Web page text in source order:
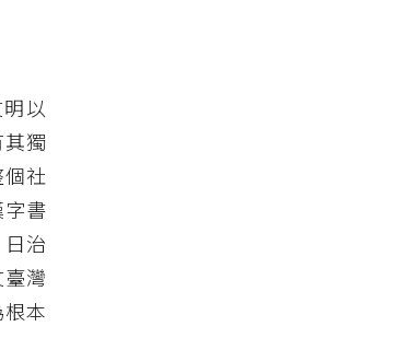
以
獨
社
書
治
灣
本